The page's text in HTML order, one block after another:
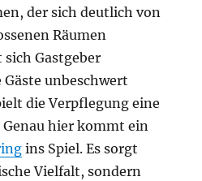
der sich deutlich von
Räumen
Gastgeber
unbeschwert
die Verpflegung eine
hier kommt ein
ins Spiel. Es sorgt
Vielfalt, sondern